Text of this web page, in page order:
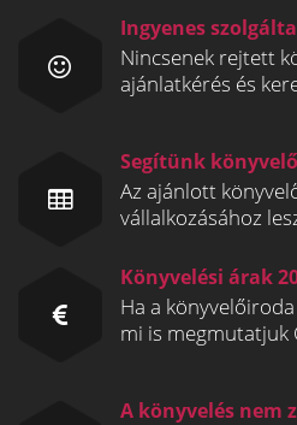
Ingyenes
Nincsenek rejtett
ajánlatkérés és
Segítünk
Az ajánlott
vállalkozásához
Könyvelési árak
Ha a
mi is megmutatjuk
A könyvelés nem